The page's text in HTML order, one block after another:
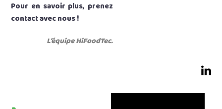
Pour en savoir plus, prenez
contact avec nous !
L’équipe HiFoodTec.